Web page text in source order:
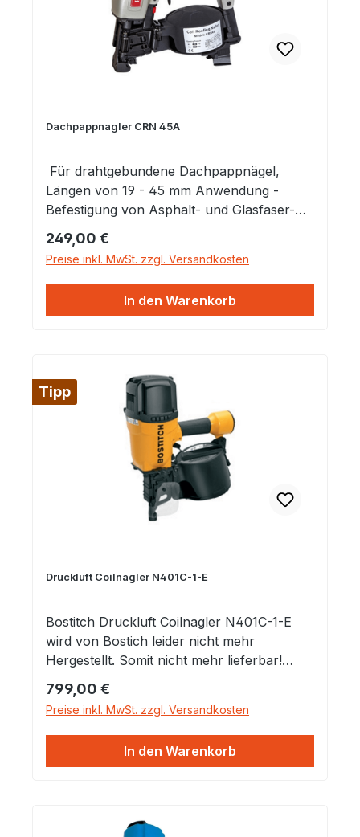
Bauanwendung
Dachpappnagler CRN 45A
Für drahtgebundene Dachpappnägel,
Längen von 19 - 45 mm Anwendung -
Befestigung von Asphalt- und Glasfaser-
Befestigung von Drahtlatten auf Sperrholz
Modell Dachpappnagler Abmessungen 313
mm x 116 mm x 271 mm Gewicht 2,58 kg
Magazinkapazität 120 Nägel Betriebsdruck
Regulärer Preis:
249,00 €
Preise inkl. MwSt. zzgl. Versandkosten
In den Warenkorb
Tipp
Druckluft Coilnagler N401C-1-E
Bostitch Druckluft Coilnagler N401C-1-E
wird von Bostich leider nicht mehr
Hergestellt. Somit nicht mehr lieferbar!
Coilnagler CNW 38 100 <<<
Regulärer Preis:
799,00 €
Preise inkl. MwSt. zzgl. Versandkosten
In den Warenkorb